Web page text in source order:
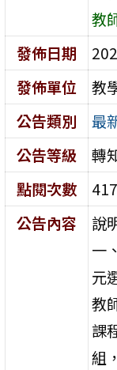
教
發佈日期
發佈單位
教
公告類別
最
公告等級
轉
點閱次數
417
公告內容
說
一
元
教
課
組